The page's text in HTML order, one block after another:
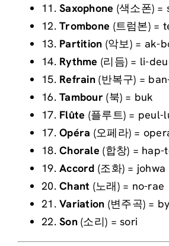
11 . Saxophone (색소폰) =
12. Trombone (트럼본) =
13. Partition (악보) = ak-
14. Rythme (리듬) = li-
15. Refrain(반복구) =
16. Tambour (북) = buk
17. Flûte (플루트) = peul-
17. Opéra (오페라) =
18. Chorale (합창) = hap-
19. Accord (조화) = johwa
20. Chant (노래) = no-rae
21.Variation (변주곡) =
22.Son(소리) = sori